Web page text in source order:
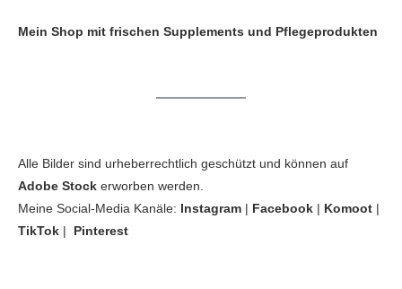
Mein Shop mit frischen Supplements und Pflegeprodukten
Alle Bilder sind urheberrechtlich geschützt und können auf
Adobe Stock erworben werden.
Meine Social-Media Kanäle: Instagram | Facebook | Komoot |
TikTok | Pinterest